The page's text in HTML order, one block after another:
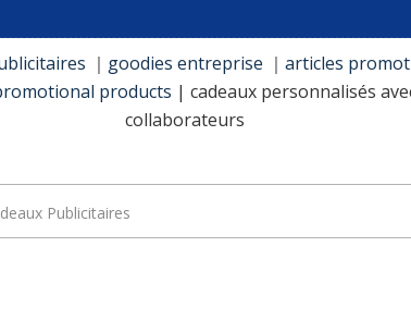
｜ goodies entreprise ｜ articles
products | cadeaux personnalisés
collaborateurs